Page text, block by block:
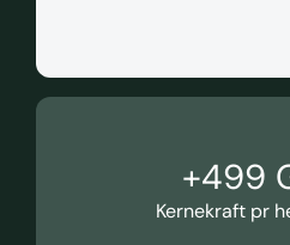
+500
Kernekraft pr